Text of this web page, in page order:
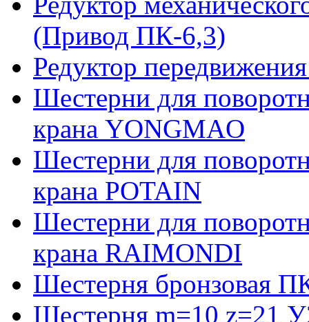
(Привод ПК-6,3)
Редуктор
Шестерни для
крана YONGMAO
Шестерни для
крана POTAIN
Шестерни для
крана RAIMONDI
Шестерня бронзовая
Шестерня m=10 z=21